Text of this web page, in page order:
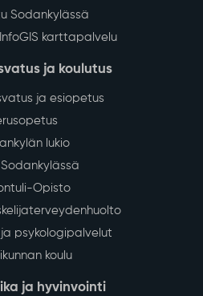
Sodankylässä
karttapalvelu
ja koulutus
ja esiopetus
lukio
Sodankylässä
Opisto
psykologipalvelut
koulu
ja hyvinvointi